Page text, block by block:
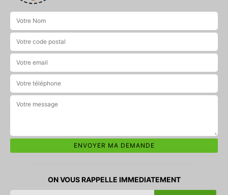
ON VOUS RAPPELLE IMMEDIATEMENT